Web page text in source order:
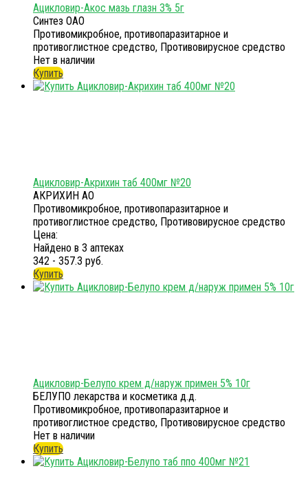
Ацикловир-Акос мазь глазн 3% 5г
Синтез ОАО
Противомикробное, противопаразитарное и
противоглистное средство, Противовирусное средство
Нет в наличии
Купить
Ацикловир-Акрихин таб 400мг №20
АКРИХИН АО
Противомикробное, противопаразитарное и
противоглистное средство, Противовирусное средство
Цена:
Найдено в 3 аптеках
342 - 357.3 руб.
Купить
Ацикловир-Белупо крем д/наруж примен 5% 10г
БЕЛУПО лекарства и косметика д.д.
Противомикробное, противопаразитарное и
противоглистное средство, Противовирусное средство
Нет в наличии
Купить